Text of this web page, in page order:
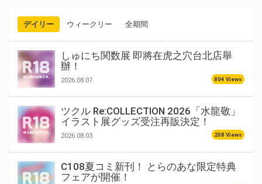
デイリー ウィークリー 全期間
しゅにち関数展 即將在虎之穴台北店舉
辦！
2026.08.07 804 Views
ツクル Re:COLLECTION 2026「水龍敬」
イラスト展グッズ受注再販決定！
2026.08.03 208 Views
C108夏コミ新刊！ とらのあな限定特典
フェアが開催！